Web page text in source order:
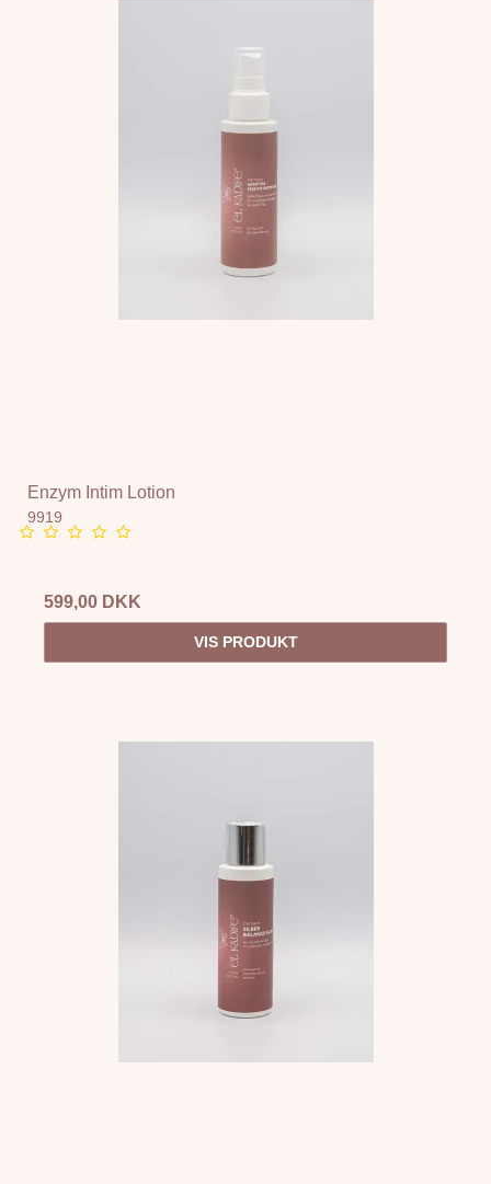
Enzym Intim Lotion
9919
599,00 DKK
VIS PRODUKT